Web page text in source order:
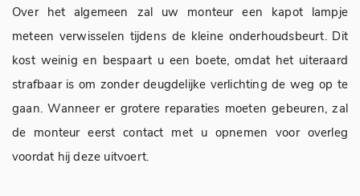
Over het algemeen zal uw monteur een kapot lampje
meteen verwisselen tijdens de kleine onderhoudsbeurt. Dit
kost weinig en bespaart u een boete, omdat het uiteraard
strafbaar is om zonder deugdelijke verlichting de weg op te
gaan. Wanneer er grotere reparaties moeten gebeuren, zal
de monteur eerst contact met u opnemen voor overleg
voordat hij deze uitvoert.